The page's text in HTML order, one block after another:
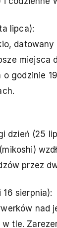
lipca):
miejsca
godzinie
(25
przez
sierpnia):
tle.